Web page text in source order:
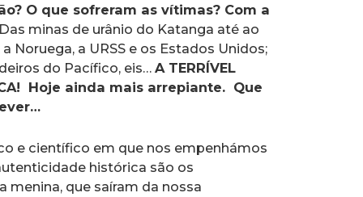
O que sofreram as vítimas? Com a
Das minas de urânio do Katanga até ao
Noruega, a URSS e os Estados Unidos;
do Pacífico, eis… A TERRÍVEL
Hoje ainda mais arrepiante. Que
e científico em que nos empenhámos
histórica são os
menina, que saíram da nossa